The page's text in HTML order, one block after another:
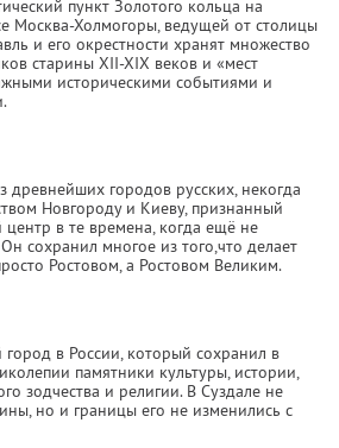
пункт Золотого кольца на
Москва-Холмогоры, ведущей от столицы
и его окрестности хранят множество
старины XII-XIX веков и «мест
историческими событиями и
древнейших городов русских, некогда
Новгороду и Киеву, признанный
в те времена, когда ещё не
сохранил многое из того,что делает
Ростовом, а Ростовом Великим.
город в России, который сохранил в
памятники культуры, истории,
зодчества и религии. В Суздале не
но и границы его не изменились с